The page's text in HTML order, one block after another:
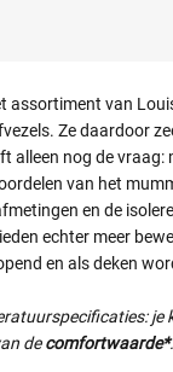
assortiment van
Ze daardoor
alleen nog de vraag:
van het
en de
echter meer
en als deken
je
decomfortwaarde*.